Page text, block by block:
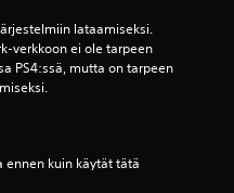
1
7
lataamiseksi.
verkkoon ei ole tarpeen
PS4:ssä, mutta on tarpeen